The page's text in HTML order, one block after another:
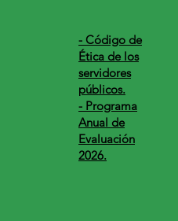
​- Código de
Ética de los
servidores
públicos.
- Programa
Anual de
Evaluación
2026.